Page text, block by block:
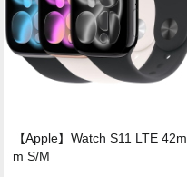
【Apple】Watch S11 LTE 42m
m S/M